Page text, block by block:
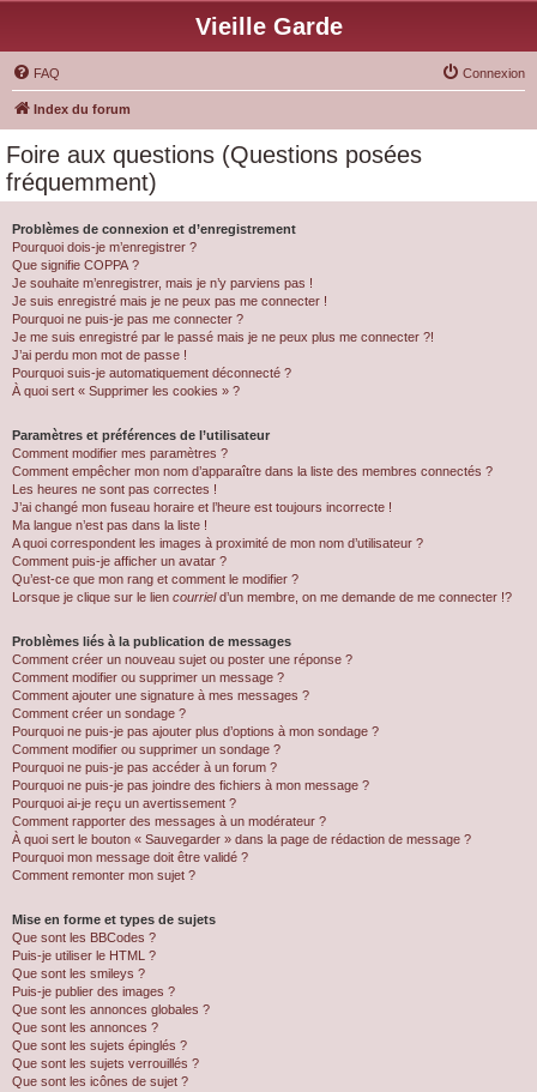
Vieille Garde
FAQ Connexion
Index du forum
Foire aux questions (Questions posées
fréquemment)
Problèmes de connexion et d’enregistrement
Pourquoi dois-je m’enregistrer ?
Que signifie COPPA ?
Je souhaite m’enregistrer, mais je n’y parviens pas !
Je suis enregistré mais je ne peux pas me connecter !
Pourquoi ne puis-je pas me connecter ?
Je me suis enregistré par le passé mais je ne peux plus me connecter ?!
J’ai perdu mon mot de passe !
Pourquoi suis-je automatiquement déconnecté ?
À quoi sert « Supprimer les cookies » ?
Paramètres et préférences de l’utilisateur
Comment modifier mes paramètres ?
Comment empêcher mon nom d’apparaître dans la liste des membres connectés ?
Les heures ne sont pas correctes !
J’ai changé mon fuseau horaire et l’heure est toujours incorrecte !
Ma langue n’est pas dans la liste !
A quoi correspondent les images à proximité de mon nom d’utilisateur ?
Comment puis-je afficher un avatar ?
Qu’est-ce que mon rang et comment le modifier ?
Lorsque je clique sur le lien courrield’un membre, on me demande de me connecter !?
Problèmes liés à la publication de messages
Comment créer un nouveau sujet ou poster une réponse ?
Comment modifier ou supprimer un message ?
Comment ajouter une signature à mes messages ?
Comment créer un sondage ?
Pourquoi ne puis-je pas ajouter plus d’options à mon sondage ?
Comment modifier ou supprimer un sondage ?
Pourquoi ne puis-je pas accéder à un forum ?
Pourquoi ne puis-je pas joindre des fichiers à mon message ?
Pourquoi ai-je reçu un avertissement ?
Comment rapporter des messages à un modérateur ?
À quoi sert le bouton « Sauvegarder » dans la page de rédaction de message ?
Pourquoi mon message doit être validé ?
Comment remonter mon sujet ?
Mise en forme et types de sujets
Que sont les BBCodes ?
Puis-je utiliser le HTML ?
Que sont les smileys ?
Puis-je publier des images ?
Que sont les annonces globales ?
Que sont les annonces ?
Que sont les sujets épinglés ?
Que sont les sujets verrouillés ?
Que sont les icônes de sujet ?